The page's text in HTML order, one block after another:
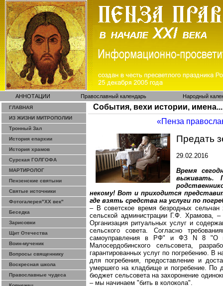
АННОТАЦИИ Православный календарь Народный
ГЛАВНАЯ
ИЗ ЖИЗНИ МИТРОПОЛИИ
Тронный Зал
История епархии
История храмов
Сурская ГОЛГОФА
МАРТИРОЛОГ
Пензенские святыни
Святые источники
Фотогалерея"ХХ век"
Беседка
Зарисовки
Щит Отечества
Воин-мученик
Вопросы священнику
Воскресная школа
Православные чудеса
События, вехи истории, имена...
«Пенза
Предать
29.02.2016
Время
выживать.
некому! Вот и приходится
где взять средства на услуги по
– В советское время безродных
сельской администрации Г.Ф. Храмова, –
Организация ритуальных услуг и
сельского совета. Согласно
самоуправления в РФ" и ФЗ N 8 "О
Малосердобинского сельсовета,
гарантированных услуг по погребению.
для погребения, предоставление и
умершего на кладбище и погребение. По
бюджет сельсовета на захоронение
– мы начинаем "бить в колокола".